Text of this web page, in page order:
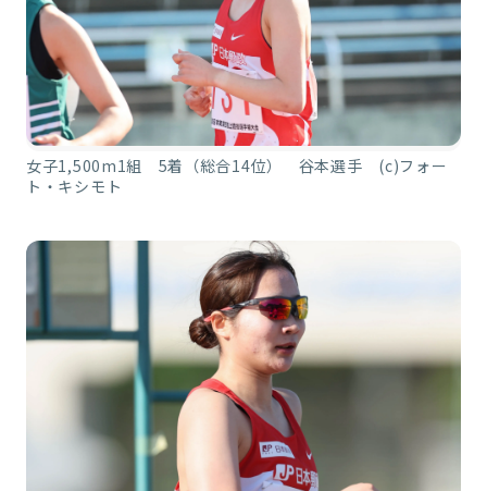
女子1,500m1組 5着（総合14位） 谷本選手 (c)フォー
ト・キシモト